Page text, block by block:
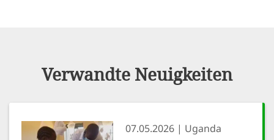
Verwandte Neuigkeiten
07.05.2026
Uganda